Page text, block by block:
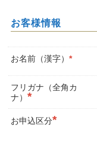
お客様情報
お名前（漢字）*
フリガナ（全角カ
ナ）*
お申込区分*